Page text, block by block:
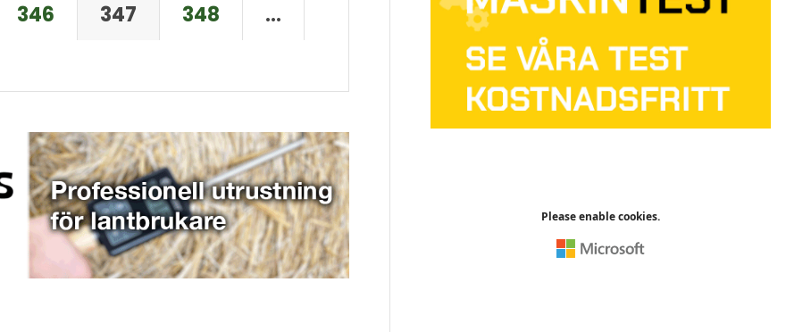
346 347 348
…